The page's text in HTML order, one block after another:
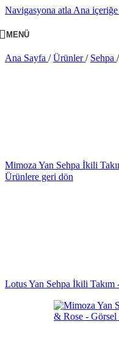
Navigasyona atla Ana içeriğe
MENÜ
Ana Sayfa / Ürünler/ Sehpa /
Mimoza Yan Sehpa İkili
Ürünlere geri dön
Lotus Yan Sehpa İkili